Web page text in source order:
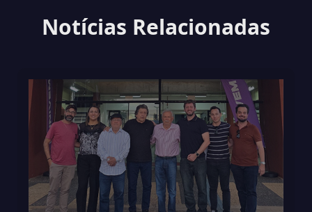
Notícias Relacionadas